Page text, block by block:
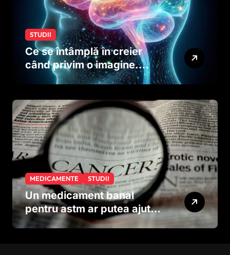
STUDII
Ce se întâmplă în creier
când privim o imagine.
Studiul care explică rolul
MEDICAMENTE STUDII
Un medicament banal
pentru astm ar putea ajuta
în lupta împotriva